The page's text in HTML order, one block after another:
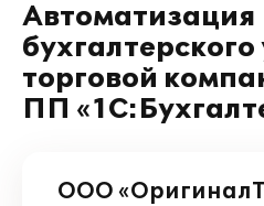
Автоматизация
бухгалтерского
торговой
ПП
ООО